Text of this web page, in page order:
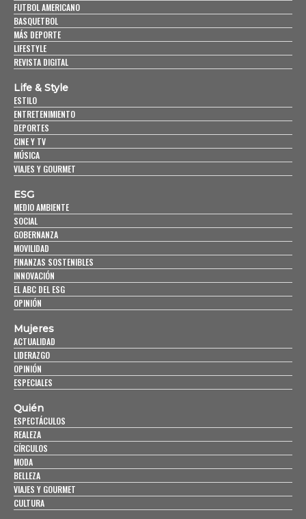
FUTBOL AMERICANO
BASQUETBOL
MÁS DEPORTE
LIFESTYLE
REVISTA DIGITAL
Life & Style
ESTILO
ENTRETENIMIENTO
DEPORTES
CINE Y TV
MÚSICA
VIAJES Y GOURMET
ESG
MEDIO AMBIENTE
SOCIAL
GOBERNANZA
MOVILIDAD
FINANZAS SOSTENIBLES
INNOVACIÓN
EL ABC DEL ESG
OPINIÓN
Mujeres
ACTUALIDAD
LIDERAZGO
OPINIÓN
ESPECIALES
Quién
ESPECTÁCULOS
REALEZA
CÍRCULOS
MODA
BELLEZA
VIAJES Y GOURMET
CULTURA